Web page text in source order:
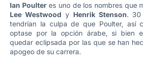
Ian Poulteres uno de los nombres que
Lee Westwood y Henrik Stenson. 30
tendrían la culpa de que Poulter, así
optase por la opción árabe, si bien
quedar eclipsada por las que se han
apogeo de su carrera.